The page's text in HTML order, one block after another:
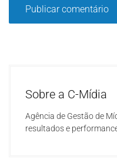
Sobre a C-Mídia
Agência de Gestão de
resultados e